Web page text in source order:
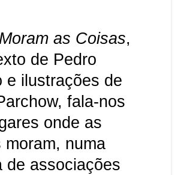
as Coisas,
de Pedro
e ilustrações de
fala-nos
onde as
moram, numa
de associações